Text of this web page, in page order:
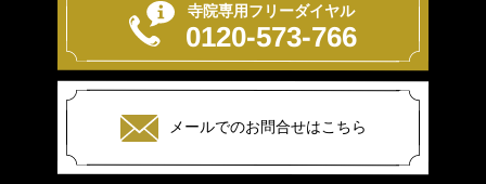
寺院専用フリーダイヤル
0120-573-766
メールでのお問合せはこちら